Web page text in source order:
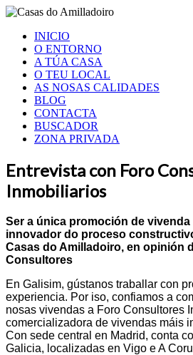
INICIO
O ENTORNO
A TÚA CASA
O TEU LOCAL
AS NOSAS CALIDADES
BLOG
CONTACTA
BUSCADOR
ZONA PRIVADA
Entrevista con Foro
Inmobiliarios
Ser a única promoción de
innovador do proceso
Casas do Amilladoiro, en opinión
Consultores
En Galisim, gústanos traballar con
experiencia. Por iso, confiamos a
nosas vivendas a Foro Consultores
comercializadora de vivendas máis
Con sede central en Madrid, conta
Galicia, localizadas en Vigo e A